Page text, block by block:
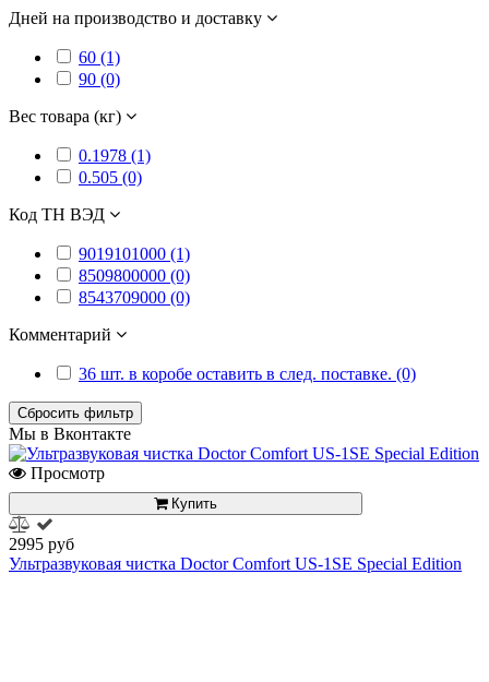
Дней на производство и доставку
60 (1)
90 (0)
Вес товара (кг)
0.1978 (1)
0.505 (0)
Код ТН ВЭД
9019101000 (1)
8509800000 (0)
8543709000 (0)
Комментарий
36 шт. в коробе оставить в след. поставке. (0)
Сбросить фильтр
Мы в Вконтакте
Просмотр
Купить
2995 руб
Ультразвуковая чистка Doctor Comfort US-1SE Special Edition